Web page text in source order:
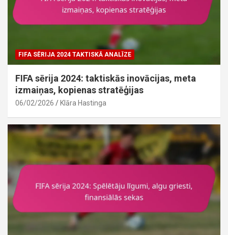
FIFA SĒRIJA 2024 TAKTISKĀ ANALĪZE
FIFA sērija 2024: taktiskās inovācijas, meta
izmaiņas, kopienas stratēģijas
06/02/2026 Klāra Hastinga